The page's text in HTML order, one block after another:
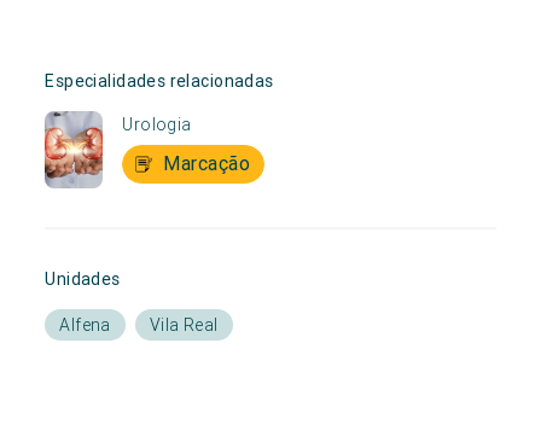
Especialidades relacionadas
Urologia
Marcação
Unidades
Alfena Vila Real